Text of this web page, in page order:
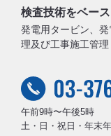
検査技術をベー
発電用タービン、
理及び工事施工管理
午前9時〜午後5時
土・日・祝日・年末